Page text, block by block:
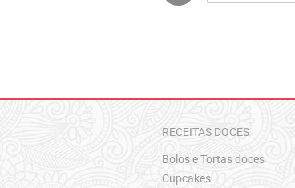
RECEITAS DOCES
Bolos e Tortas doces
Cupcakes